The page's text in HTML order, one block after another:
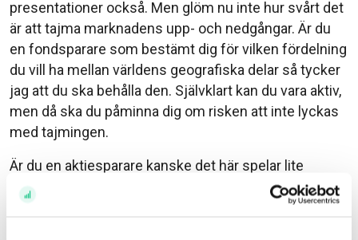
presentationer också. Men glöm nu inte hur svårt det
är att tajma marknadens upp- och nedgångar. Är du
en fondsparare som bestämt dig för vilken fördelning
du vill ha mellan världens geografiska delar så tycker
jag att du ska behålla den. Självklart kan du vara aktiv,
men då ska du påminna dig om risken att inte lyckas
med tajmingen.
Är du en aktiesparare kanske det här spelar lite
mindre roll. Självklart påverkar omvärldens rörelser
enskilda aktier, men är du en långsiktig stock picker